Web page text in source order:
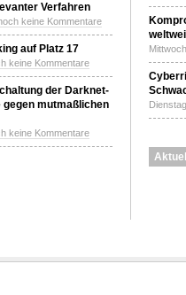
Verfahren
keine Kommentare
auf Platz 17
keine Kommentare
der Darknet-
mutmaßlichen
keine Kommentare